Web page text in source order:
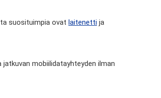
suosituimpia ovat laitenetti ja
mobiilidatayhteyden ilman